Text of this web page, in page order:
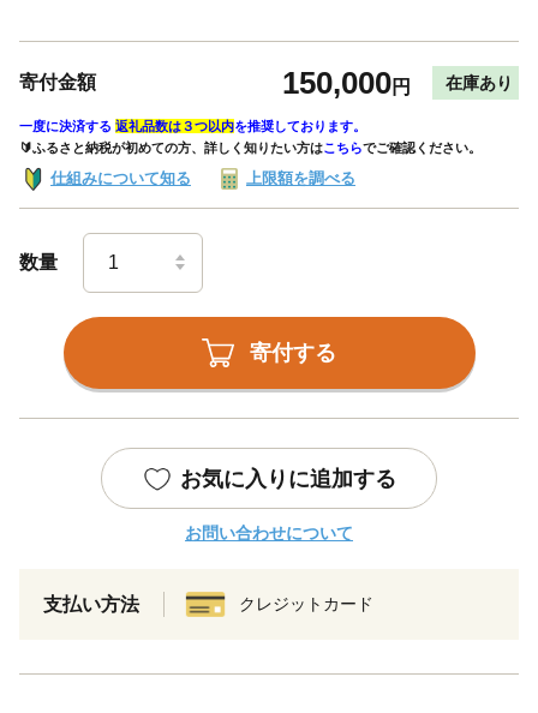
寄付金額 150,000円 在庫あり
一度に決済する 返礼品数は３つ以内を推奨しております。
🔰ふるさと納税が初めての方、詳しく知りたい方はこちらでご確認ください。
仕組みについて知る 上限額を調べる
数量
寄付する
お気に入りに追加する
お問い合わせについて
支払い方法 クレジットカード